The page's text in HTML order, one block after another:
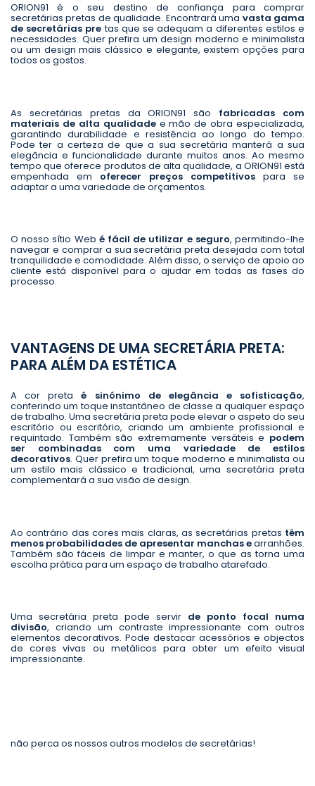
ORION91 é o seu destino de confiança para comprar
secretárias pretas de qualidade. Encontrará uma vasta gama
de secretárias pre tas que se adequam a diferentes estilos e
necessidades. Quer prefira um design moderno e minimalista
ou um design mais clássico e elegante, existem opções para
todos os gostos.
As secretárias pretas da ORION91 são fabricadas com
materiais de alta qualidadee mão de obra especializada,
garantindo durabilidade e resistência ao longo do tempo.
Pode ter a certeza de que a sua secretária manterá a sua
elegância e funcionalidade durante muitos anos. Ao mesmo
tempo que oferece produtos de alta qualidade, a ORION91 está
empenhada em oferecer preços competitivos para se
adaptar a uma variedade de orçamentos.
O nosso sítio Web é fácil de utilizar e seguro, permitindo-lhe
navegar e comprar a sua secretária preta desejada com total
tranquilidade e comodidade. Além disso, o serviço de apoio ao
cliente está disponível para o ajudar em todas as fases do
processo.
VANTAGENS DE UMA SECRETÁRIA PRETA:
PARA ALÉM DA ESTÉTICA
A cor pretaé sinónimo de elegância e sofisticação,
conferindo um toque instantâneo de classe a qualquer espaço
de trabalho. Uma secretária preta pode elevar o aspeto do seu
escritório ou escritório, criando um ambiente profissional e
requintado. Também são extremamente versáteis e podem
ser combinadas com uma variedade de estilos
decorativos. Quer prefira um toque moderno e minimalista ou
um estilo mais clássico e tradicional, uma secretária preta
complementará a sua visão de design.
Ao contrário das cores mais claras, as secretárias pretas têm
menos probabilidades de apresentar manchas earranhões.
Também são fáceis de limpar e manter, o que as torna uma
escolha prática para um espaço de trabalho atarefado.
Uma secretária preta pode servir de ponto focal numa
divisão, criando um contraste impressionante com outros
elementos decorativos. Pode destacar acessórios e objectos
de cores vivas ou metálicos para obter um efeito visual
impressionante.
não perca os nossos outros modelos de secretárias!